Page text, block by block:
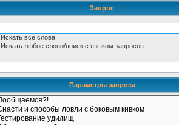
Запрос
Искать все слова
Искать любое слово/поиск с языком запросов
Параметры запроса